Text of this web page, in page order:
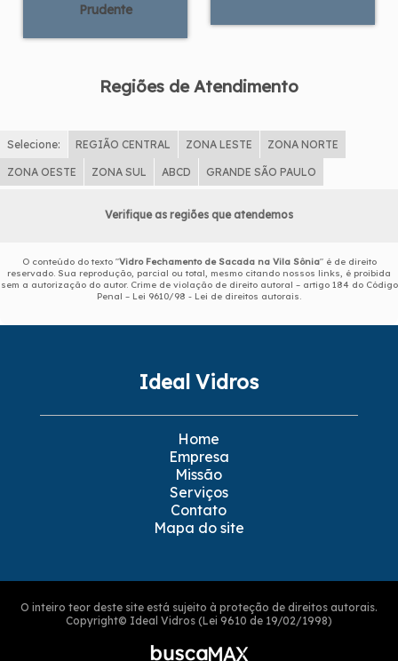
Prudente
Regiões de Atendimento
Selecione: REGIÃO CENTRAL ZONA LESTE ZONA NORTE
ZONA OESTE ZONA SUL ABCD GRANDE SÃO PAULO
Verifique as regiões que atendemos
O conteúdo do texto "Vidro Fechamento de Sacada na Vila Sônia" é de direito
reservado. Sua reprodução, parcial ou total, mesmo citando nossos links, é proibida
sem a autorização do autor. Crime de violação de direito autoral – artigo 184 do Código
Penal – Lei 9610/98 - Lei de direitos autorais.
Ideal Vidros
Home
Empresa
Missão
Serviços
Contato
Mapa do site
O inteiro teor deste site está sujeito à proteção de direitos autorais.
Copyright© Ideal Vidros (Lei 9610 de 19/02/1998)